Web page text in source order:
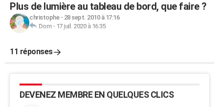
Plus de lumière au tableau de bord, que faire ?
christophe- 28 sept. 2010 à 17:16
Dom- 17 juil. 2020 à 16:35
11 réponses
DEVENEZ MEMBRE EN QUELQUES CLICS